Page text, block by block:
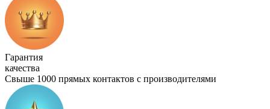
Гарантия
качества
Свыше 1000 прямых контактов с производителями